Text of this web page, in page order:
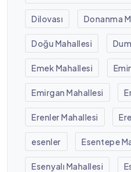
Dilovası Donanma
Doğu Mahallesi
Emek Mahallesi
Emirgan Mahallesi
Erenler Mahallesi
esenler Esentepe
Esenyalı Mahallesi